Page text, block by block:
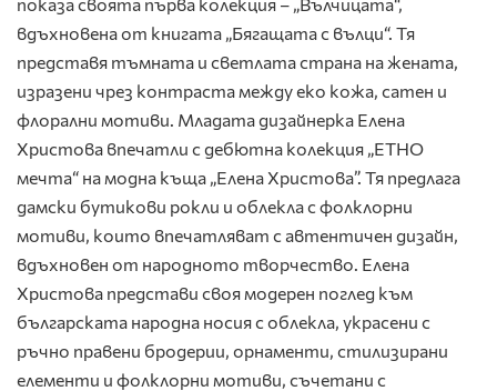
вдъхновена от книгата „Бягащата с вълци“. Тя
представя тъмната и светлата страна на жената,
изразени чрез контраста между еко кожа, сатен и
флорални мотиви. Младата дизайнерка Елена
Христова впечатли с дебютна колекция „ЕТНО
мечта“ на модна къща „Елена Христова”. Тя предлага
дамски бутикови рокли и облекла с фолклорни
мотиви, които впечатляват с автентичен дизайн,
вдъхновен от народното творчество. Елена
Христова представи своя модерен поглед към
българската народна носия с облекла, украсени с
ръчно правени бродерии, орнаменти, стилизирани
елементи и фолклорни мотиви, съчетани с